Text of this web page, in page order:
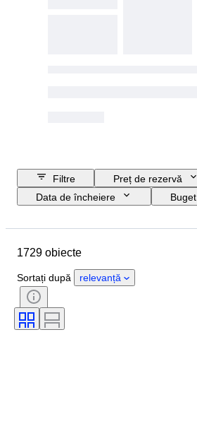
Filtre
Preț de rezervă
Data de încheiere
Buget
Țara de Proveniență
Extra
Certificare
Semnătură
Mișcarea ceasului
1729 obiecte
Sortați după relevanță